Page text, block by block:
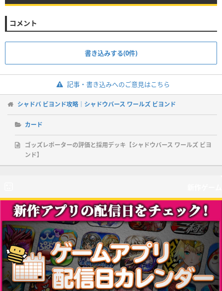
コメント
書き込みする(0件)
記事・書き込みへのご意見はこちら
シャドバ ビヨンド攻略｜シャドウバース ワールズ ビヨンド
カード
ゴッズレポーターの評価と採用デッキ【シャドウバース ワールズ ビヨ
ンド】